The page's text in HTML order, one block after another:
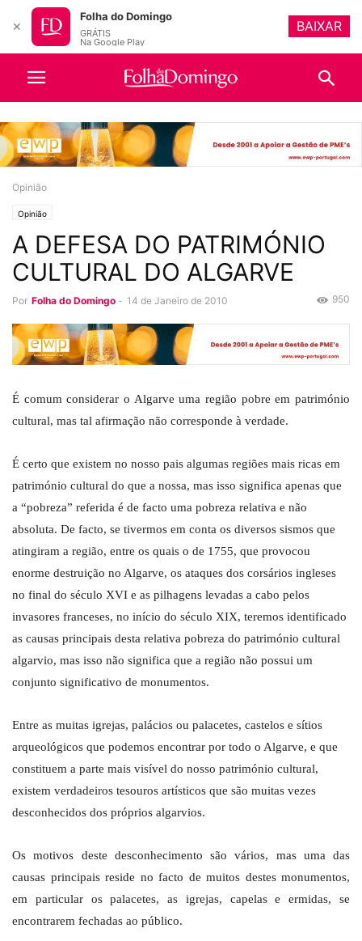
Opinião
Opinião
A DEFESA DO PATRIMÓNIO
CULTURAL DO ALGARVE
Por Folha do Domingo - 14 de Janeiro de 2010 950
É comum considerar o Algarve uma região pobre em património
cultural, mas tal afirmação não corresponde à verdade.
É certo que existem no nosso pais algumas regiões mais ricas em
património cultural do que a nossa, mas isso significa apenas que
a “pobreza” referida é de facto uma pobreza relativa e não
absoluta. De facto, se tivermos em conta os diversos sismos que
atingiram a região, entre os quais o de 1755, que provocou
enorme destruição no Algarve, os ataques dos corsários ingleses
no final do século XVI e as pilhagens levadas a cabo pelos
invasores franceses, no início do século XIX, teremos identificado
as causas principais desta relativa pobreza do património cultural
algarvio, mas isso não significa que a região não possui um
conjunto significativo de monumentos.
Entre as muitas igrejas, palácios ou palacetes, castelos e sítios
arqueológicos que podemos encontrar por todo o Algarve, e que
constituem a parte mais visível do nosso património cultural,
existem verdadeiros tesouros artísticos que são muitas vezes
desconhecidos dos próprios algarvios.
Os motivos deste desconhecimento são vários, mas uma das
causas principais reside no facto de muitos destes monumentos,
em particular os palacetes, as igrejas, capelas e ermidas, se
encontrarem fechadas ao público.
✕
Folha do Domingo
GRÁTIS
Na Google Play
BAIXAR